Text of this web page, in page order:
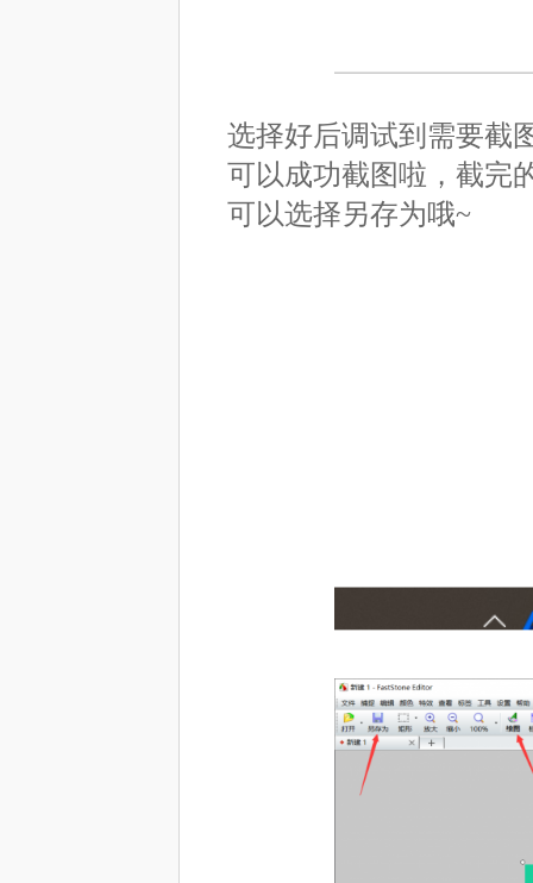
选择好后调试到需要截
可以成功截图啦，截完
可以选择另存为哦~